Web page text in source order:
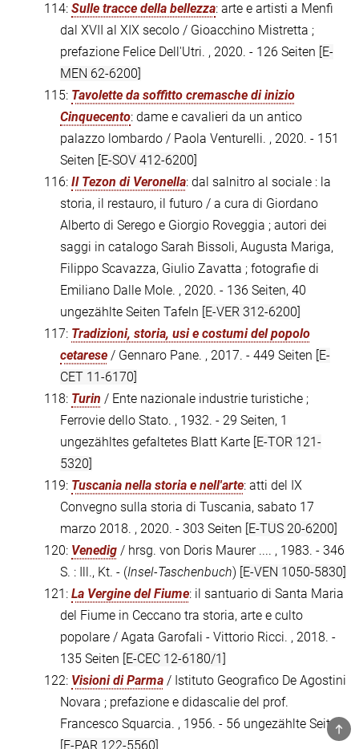
114: Sulle tracce della bellezza: arte e artisti a Menfi
dal XVII al XIX secolo / Gioacchino Mistretta ;
prefazione Felice Dell'Utri. , 2020. - 126 Seiten [E-
MEN 62-6200]
115: Tavolette da soffitto cremasche di inizio
Cinquecento: dame e cavalieri da un antico
palazzo lombardo / Paola Venturelli. , 2020. - 151
Seiten [E-SOV 412-6200]
116: Il Tezon di Veronella: dal salnitro al sociale : la
storia, il restauro, il futuro / a cura di Giordano
Alberto di Serego e Giorgio Roveggia ; autori dei
saggi in catalogo Sarah Bissoli, Augusta Mariga,
Filippo Scavazza, Giulio Zavatta ; fotografie di
Emiliano Dalle Mole. , 2020. - 136 Seiten, 40
ungezählte Seiten Tafeln [E-VER 312-6200]
117: Tradizioni, storia, usi e costumi del popolo
cetarese / Gennaro Pane. , 2017. - 449 Seiten [E-
CET 11-6170]
118: Turin / Ente nazionale industrie turistiche ;
Ferrovie dello Stato. , 1932. - 29 Seiten, 1
ungezähltes gefaltetes Blatt Karte [E-TOR 121-
5320]
119: Tuscania nella storia e nell'arte: atti del IX
Convegno sulla storia di Tuscania, sabato 17
marzo 2018. , 2020. - 303 Seiten [E-TUS 20-6200]
120: Venedig / hrsg. von Doris Maurer .... , 1983. - 346
S. : Ill., Kt. - (Insel-Taschenbuch) [E-VEN 1050-5830]
121: La Vergine del Fiume: il santuario di Santa Maria
del Fiume in Ceccano tra storia, arte e culto
popolare / Agata Garofali - Vittorio Ricci. , 2018. -
135 Seiten [E-CEC 12-6180/1]
122: Visioni di Parma / Istituto Geografico De Agostini
Novara ; prefazione e didascalie del prof.
Francesco Squarcia. , 1956. - 56 ungezählte Seiten
[E-PAR 122-5560]
TOP